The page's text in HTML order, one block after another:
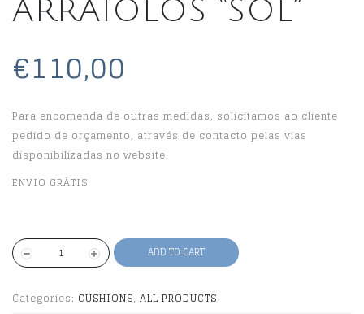
ARRAIOLOS “SOL”
€110,00
Para encomenda de outras medidas, solicitamos ao cliente
pedido de orçamento, através de contacto pelas vias
disponibilizadas no website.
ENVIO GRÁTIS
ADD TO CART
Categories: CUSHIONS, ALL PRODUCTS